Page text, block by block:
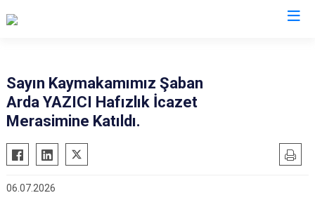
Akyazı
Geyve
Pamukova
Sayın Kaymakamımız Şaban
Arda YAZICI Hafızlık İcazet
Merasimine Katıldı.
06.07.2026